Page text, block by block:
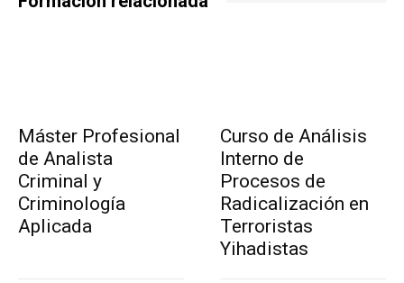
Máster Profesional
de Analista
Criminal y
Criminología
Aplicada
Curso de Análisis
Interno de
Procesos de
Radicalización en
Terroristas
Yihadistas